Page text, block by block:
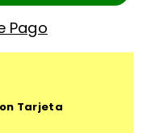
Pago
Tarjeta